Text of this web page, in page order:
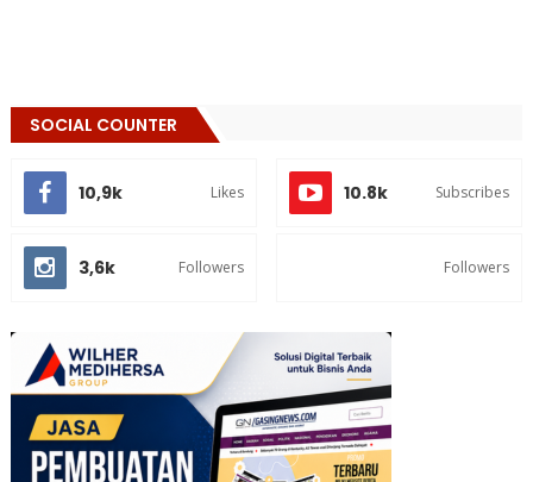
SOCIAL COUNTER
10,9k Likes 10.8k Subscribes
3,6k Followers Followers